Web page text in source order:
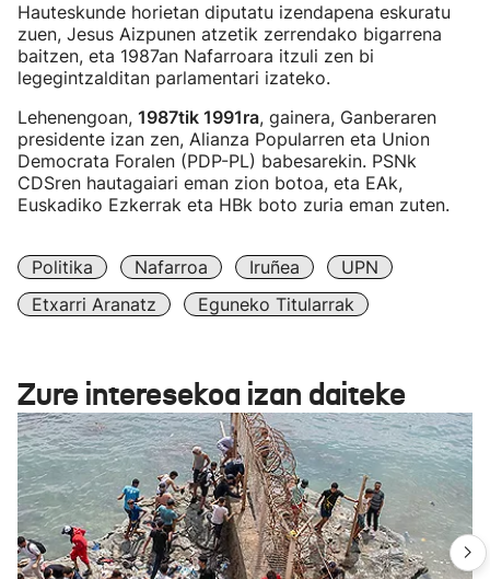
Hauteskunde horietan diputatu izendapena eskuratu
zuen, Jesus Aizpunen atzetik zerrendako bigarrena
baitzen, eta 1987an Nafarroara itzuli zen bi
legegintzalditan parlamentari izateko.
Lehenengoan, 1987tik 1991ra, gainera, Ganberaren
presidente izan zen, Alianza Popularren eta Union
Democrata Foralen (PDP-PL) babesarekin. PSNk
CDSren hautagaiari eman zion botoa, eta EAk,
Euskadiko Ezkerrak eta HBk boto zuria eman zuten.
Politika Nafarroa Iruñea
UPN
Etxarri Aranatz
Eguneko Titularrak
Zure interesekoa izan daiteke